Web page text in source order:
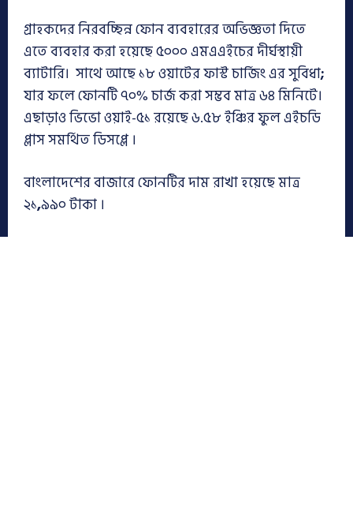
গ্রাহকদের নিরবচ্ছিন্ন ফোন ব্যবহারের অভিজ্ঞতা দিতে
এতে ব্যবহার করা হয়েছে ৫০০০ এমএএইচের দীর্ঘস্থায়ী
ব্যাটারি। সাথে আছে ১৮ ওয়াটের ফাস্ট চার্জিং এর সুবিধা;
যার ফলে ফোনটি ৭০% চার্জ করা সম্ভব মাত্র ৬৪ মিনিটে।
এছাড়াও ভিভো ওয়াই-৫১ রয়েছে ৬.৫৮ ইঞ্চির ফুল এইচডি
প্লাস সমর্থিত ডিসপ্লে ।
বাংলাদেশের বাজারে ফোনটির দাম রাখা হয়েছে মাত্র
২১,৯৯০ টাকা ।